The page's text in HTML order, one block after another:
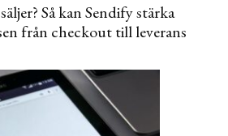
Så kan Sendify stärka
från checkout till leverans